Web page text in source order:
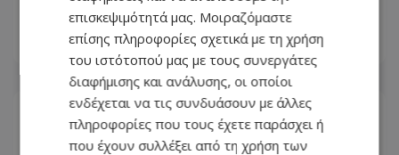
άλλοι μάς βλέπουν όμορφους
08.08.2026 - 17:44
επισκεψιμότητά μας. Μοιραζόμαστε
επίσης πληροφορίες σχετικά με τη χρήση
του ιστότοπού μας με τους συνεργάτες
διαφήμισης και ανάλυσης, οι οποίοι
ενδέχεται να τις συνδυάσουν με άλλες
πληροφορίες που τους έχετε παράσχει ή
που έχουν συλλέξει από τη χρήση των